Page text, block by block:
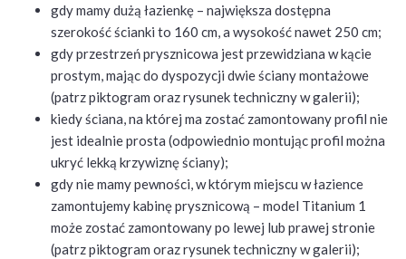
gdy mamy dużą łazienkę – największa dostępna
szerokość ścianki to 160 cm, a wysokość nawet 250 cm;
gdy przestrzeń prysznicowa jest przewidziana w kącie
prostym, mając do dyspozycji dwie ściany montażowe
(patrz piktogram oraz rysunek techniczny w galerii);
kiedy ściana, na której ma zostać zamontowany profil nie
jest idealnie prosta (odpowiednio montując profil można
ukryć lekką krzywiznę ściany);
gdy nie mamy pewności, w którym miejscu w łazience
zamontujemy kabinę prysznicową – model Titanium 1
może zostać zamontowany po lewej lub prawej stronie
(patrz piktogram oraz rysunek techniczny w galerii);